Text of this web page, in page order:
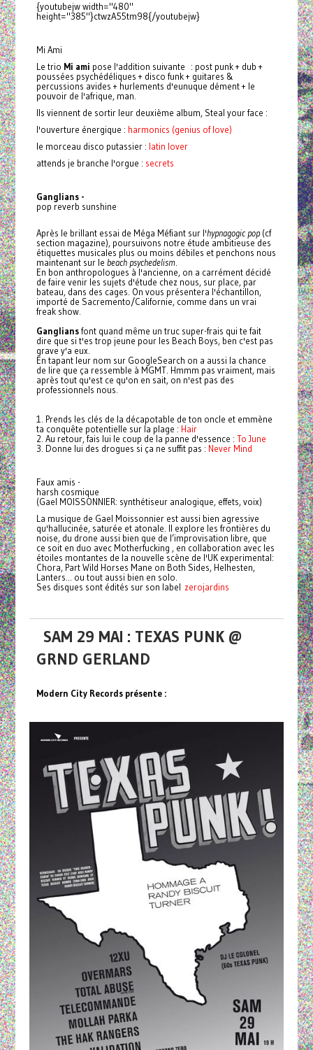
{youtubejw width="480"
height="385"}ctwzA55tm98{/youtubejw}
Mi Ami
Le trio Mi ami pose l'addition suivante : post punk + dub +
poussées psychédéliques + disco funk + guitares &
percussions avides + hurlements d'eunuque dément + le
pouvoir de l'afrique, man.
Ils viennent de sortir leur deuxième album, Steal your face :
l'ouverture énergique : harmonics (genius of love)
le morceau disco putassier : latin lover
attends je branche l'orgue : secrets
Ganglians -
pop reverb sunshine
Après le brillant essai de Méga Méfiant sur l'hypnagogic pop(cf
section magazine), poursuivons notre étude ambitieuse des
étiquettes musicales plus ou moins débiles et penchons nous
maintenant sur le beach psychedelism.
En bon anthropologues à l'ancienne, on a carrément décidé
de faire venir les sujets d'étude chez nous, sur place, par
bateau, dans des cages. On vous présentera l'échantillon,
importé de Sacremento/Californie, comme dans un vrai
freak show.
Gangliansfont quand même un truc super-frais qui te fait
dire que si t'es trop jeune pour les Beach Boys, ben c'est pas
grave y'a eux.
En tapant leur nom sur GoogleSearch on a aussi la chance
de lire que ça ressemble à MGMT. Hmmm pas vraiment, mais
après tout qu'est ce qu'on en sait, on n'est pas des
professionnels nous.
1. Prends les clés de la décapotable de ton oncle et emmène
ta conquête potentielle sur la plage : Hair
2. Au retour, fais lui le coup de la panne d'essence : To June
3. Donne lui des drogues si ça ne suffit pas : Never Mind
Faux amis -
harsh cosmique
(Gael MOISSONNIER: synthétiseur analogique, effets, voix)
La musique de Gael Moissonnier est aussi bien agressive
qu'hallucinée, saturée et atonale. Il explore les frontières du
noise, du drone aussi bien que de l’improvisation libre, que
ce soit en duo avec Motherfucking , en collaboration avec les
étoiles montantes de la nouvelle scène de l'UK experimental:
Chora, Part Wild Horses Mane on Both Sides, Helhesten,
Lanters... ou tout aussi bien en solo.
Ses disques sont édités sur son label zerojardins
SAM 29 MAI : TEXAS PUNK @
GRND GERLAND
Modern City Records présente :